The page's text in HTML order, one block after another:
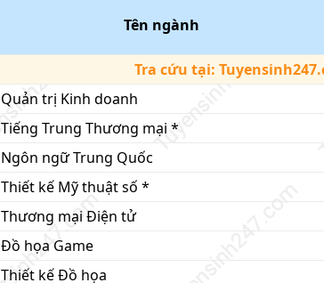
Tên ngành
Tra cứu tại:
Quản trị Kinh doanh
Tiếng Trung Thương mại *
Ngôn ngữ Trung Quốc
Thiết kế Mỹ thuật số *
Thương mại Điện tử
Đồ họa Game
Thiết kế Đồ họa